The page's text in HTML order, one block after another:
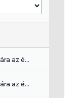
mozgáskorlátozottak számára az épület teljeskörűen akadálymentes
mozgáskorlátozottak számára az épület részben akadálymentes